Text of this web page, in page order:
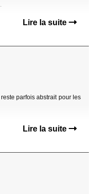
Lire la suite
parfois abstrait pour les
Lire la suite